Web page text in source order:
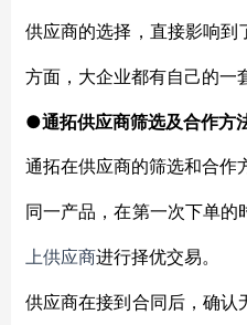
供应商的选择，直接影响到
方面，大企业都有自己的一
●通拓供应商筛选及合作方
通拓在供应商的筛选和合作
同一产品，在第一次下单的
上供应商进行择优交易。
供应商在接到合同后，确认